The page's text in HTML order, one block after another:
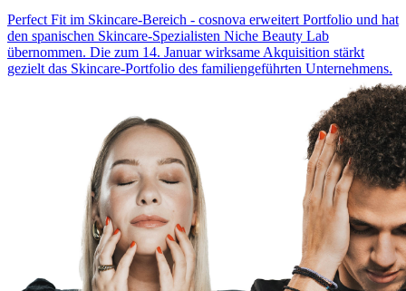
Perfect Fit im Skincare-Bereich - cosnova erweitert Portfolio und hat
den spanischen Skincare-Spezialisten Niche Beauty Lab
übernommen. Die zum 14. Januar wirksame Akquisition stärkt
gezielt das Skincare-Portfolio des familiengeführten Unternehmens.